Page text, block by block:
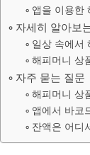
앱을 이용한
자세히 알아보
일상 속에서
해피머니 상
자주 묻는 질문
해피머니 상
앱에서 바코
잔액은 어디